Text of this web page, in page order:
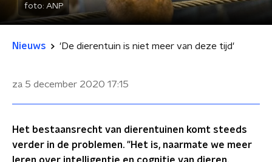
foto: ANP
Nieuws 'De dierentuin is niet meer van deze tijd'
za 5 december 2020 17:15
Het bestaansrecht van dierentuinen komt steeds
verder in de problemen. "Het is, naarmate we meer